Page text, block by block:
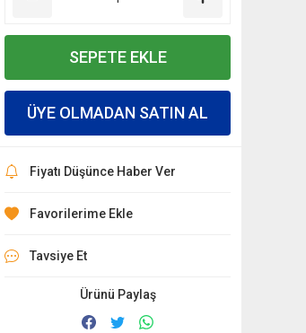
SEPETE EKLE
ÜYE OLMADAN SATIN AL
Fiyatı Düşünce Haber Ver
Tavsiye Et
Ürünü Paylaş